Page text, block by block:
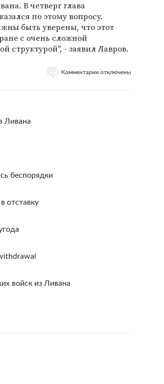
В четверг глава
по этому вопросу.
быть уверены, что этот
с очень сложной
структурой", - заявил Лавров.
Комментарии отключены
Ливана
беспорядки
отставку
войск из Ливана